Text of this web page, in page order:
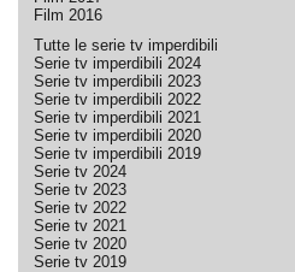
Film 2016
Tutte le serie tv imperdibili
Serie tv imperdibili 2024
Serie tv imperdibili 2023
Serie tv imperdibili 2022
Serie tv imperdibili 2021
Serie tv imperdibili 2020
Serie tv imperdibili 2019
Serie tv 2024
Serie tv 2023
Serie tv 2022
Serie tv 2021
Serie tv 2020
Serie tv 2019